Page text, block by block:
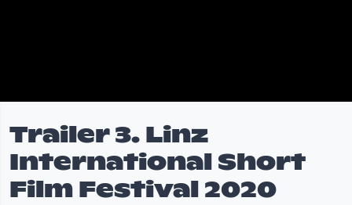
Trailer 3. Linz
International Short
Film Festival 2020